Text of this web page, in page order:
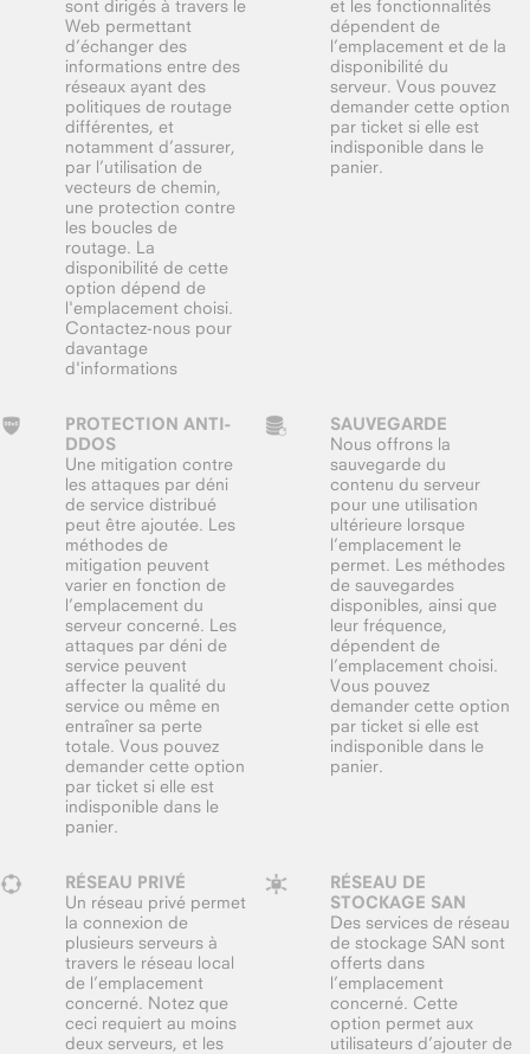
sont dirigés à travers le
Web permettant
d’échanger des
informations entre des
réseaux ayant des
politiques de routage
différentes, et
notamment d’assurer,
par l’utilisation de
vecteurs de chemin,
une protection contre
les boucles de
routage. La
disponibilité de cette
option dépend de
l'emplacement choisi.
Contactez-nous pour
davantage
d'informations
et les fonctionnalités
dépendent de
l’emplacement et de la
disponibilité du
serveur. Vous pouvez
demander cette option
par ticket si elle est
indisponible dans le
panier.
PROTECTION ANTI-
DDOS
Une mitigation contre
les attaques par déni
de service distribué
peut être ajoutée. Les
méthodes de
mitigation peuvent
varier en fonction de
l’emplacement du
serveur concerné. Les
attaques par déni de
service peuvent
affecter la qualité du
service ou même en
entraîner sa perte
totale. Vous pouvez
demander cette option
par ticket si elle est
indisponible dans le
panier.
SAUVEGARDE
Nous offrons la
sauvegarde du
contenu du serveur
pour une utilisation
ultérieure lorsque
l’emplacement le
permet. Les méthodes
de sauvegardes
disponibles, ainsi que
leur fréquence,
dépendent de
l’emplacement choisi.
Vous pouvez
demander cette option
par ticket si elle est
indisponible dans le
panier.
RÉSEAU PRIVÉ
Un réseau privé permet
la connexion de
plusieurs serveurs à
travers le réseau local
de l’emplacement
concerné. Notez que
ceci requiert au moins
deux serveurs, et les
RÉSEAU DE
STOCKAGE SAN
Des services de réseau
de stockage SAN sont
offerts dans
l’emplacement
concerné. Cette
option permet aux
utilisateurs d’ajouter de